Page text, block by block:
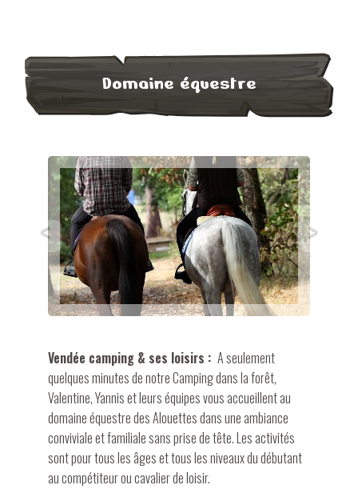
Domaine équestre
< >
Vendée camping & ses loisirs : A seulement
quelques minutes de notre Camping dans la forêt,
Valentine, Yannis et leurs équipes vous accueillent au
domaine équestre des Alouettes dans une ambiance
conviviale et familiale sans prise de tête. Les activités
sont pour tous les âges et tous les niveaux du débutant
au compétiteur ou cavalier de loisir.